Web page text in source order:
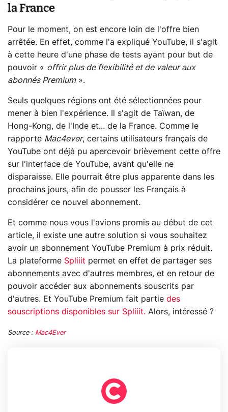
la France
Pour le moment, on est encore loin de l'offre bien
arrêtée. En effet, comme l'a expliqué YouTube, il s'agit
à cette heure d'une phase de tests ayant pour but de
pouvoir « offrir plus de flexibilité et de valeur aux
abonnés Premium».
Seuls quelques régions ont été sélectionnées pour
mener à bien l'expérience. Il s'agit de Taïwan, de
Hong-Kong, de l'Inde et... de la France. Comme le
rapporte Mac4ever, certains utilisateurs français de
YouTube ont déjà pu apercevoir brièvement cette offre
sur l'interface de YouTube, avant qu'elle ne
disparaisse. Elle pourrait être plus apparente dans les
prochains jours, afin de pousser les Français à
considérer ce nouvel abonnement.
Et comme nous vous l'avions promis au début de cet
article, il existe une autre solution si vous souhaitez
avoir un abonnement YouTube Premium à prix réduit.
La plateforme Spliiit permet en effet de partager ses
abonnements avec d'autres membres, et en retour de
pouvoir accéder aux abonnements souscrits par
d'autres. Et YouTube Premium fait partie des
souscriptions disponibles sur Spliiit. Alors, intéressé ?
Source : Mac4Ever